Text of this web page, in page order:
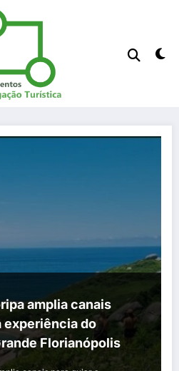
amplia canais
experiência do
Florianópolis